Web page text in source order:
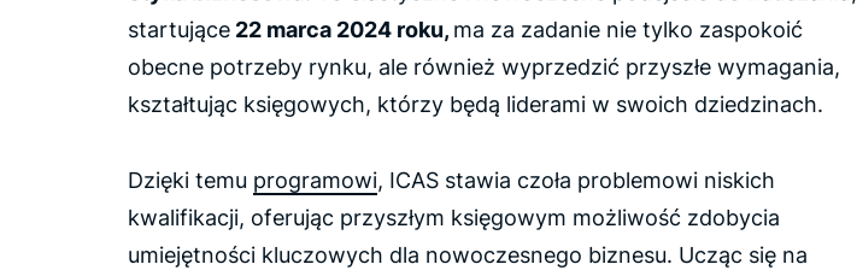
startujące 22 marca 2024 roku, ma za zadanie nie tylko zaspokoić
obecne potrzeby rynku, ale również wyprzedzić przyszłe wymagania,
kształtując księgowych, którzy będą liderami w swoich dziedzinach.
Dzięki temu programowi, ICAS stawia czoła problemowi niskich
kwalifikacji, oferując przyszłym księgowym możliwość zdobycia
umiejętności kluczowych dla nowoczesnego biznesu. Ucząc się na